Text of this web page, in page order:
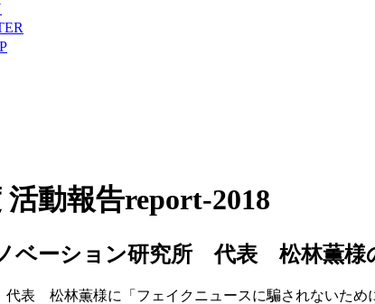
活動報告report-2018
ベーション研究所 代表 松林薫様
表 松林薫様に「フェイクニュースに騙されないため